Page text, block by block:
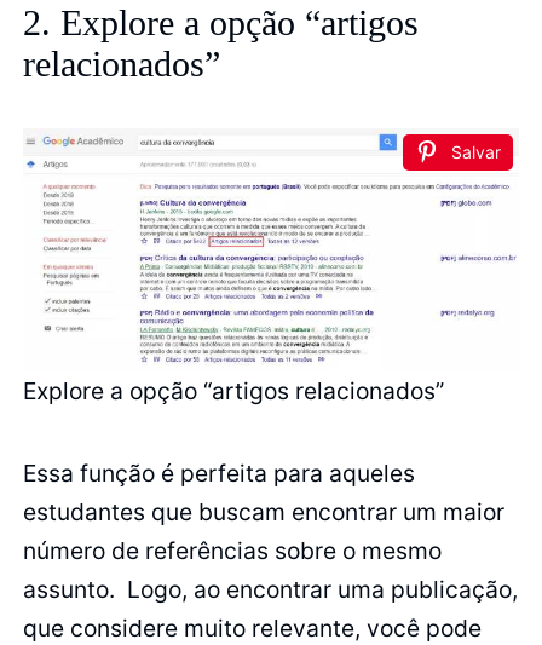
2. Explore a opção “artigos
relacionados”
Salvar
Explore a opção “artigos relacionados”
Essa função é perfeita para aqueles
estudantes que buscam encontrar um maior
número de referências sobre o mesmo
assunto. Logo, ao encontrar uma publicação,
que considere muito relevante, você pode